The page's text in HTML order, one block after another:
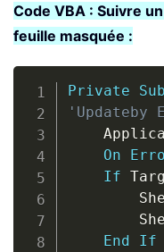
Code VBA : Suivre
feuille masquée :
Private Sub
'Updateby
On
If
End
If